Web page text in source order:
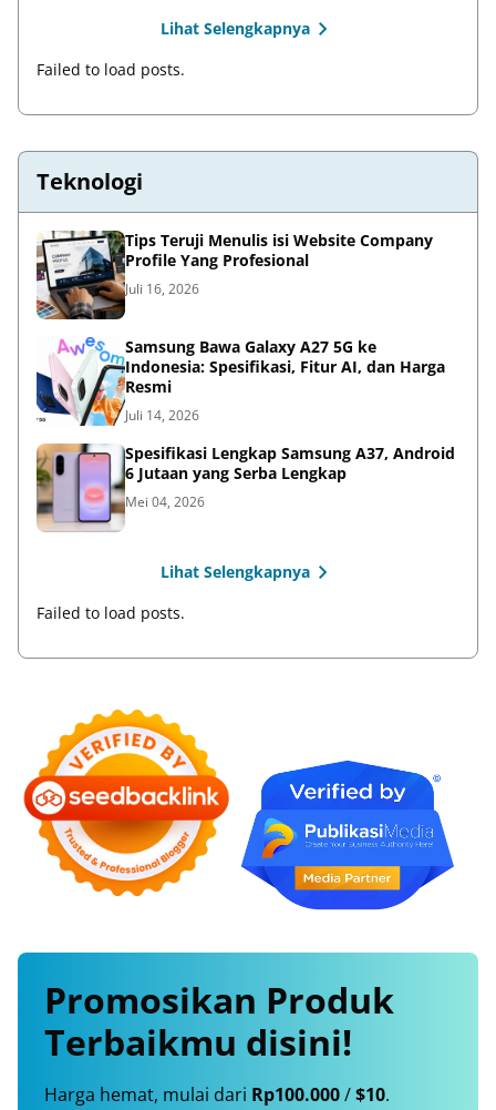
Lihat Selengkapnya
Failed to load posts.
Teknologi
Tips Teruji Menulis isi Website Company
Profile Yang Profesional
Juli 16, 2026
Samsung Bawa Galaxy A27 5G ke
Indonesia: Spesifikasi, Fitur AI, dan Harga
Resmi
Juli 14, 2026
Spesifikasi Lengkap Samsung A37, Android
6 Jutaan yang Serba Lengkap
Mei 04, 2026
Lihat Selengkapnya
Failed to load posts.
Promosikan Produk
Terbaikmu disini!
Harga hemat, mulai dari Rp100.000/$10.